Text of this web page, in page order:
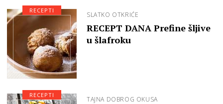
SLATKO OTKRIĆE
RECEPT DANA Prefine šljive
u šlafroku
RECEPTI
TAJNA DOBROG OKUSA
RECEPTI